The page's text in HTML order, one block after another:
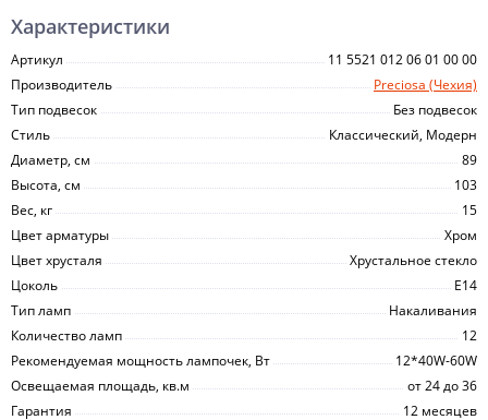
Характеристики
Артикул
11 5521 012 06 01 00 00
Производитель
Preciosa (Чехия)
Тип подвесок
Без подвесок
Стиль
Классический, Модерн
Диаметр, см
89
Высота, см
103
Вес, кг
15
Цвет арматуры
Хром
Цвет хрусталя
Хрустальное стекло
Цоколь
E14
Тип ламп
Накаливания
Количество ламп
12
Рекомендуемая мощность лампочек, Вт
12*40W-60W
Освещаемая площадь, кв.м
от 24 до 36
Гарантия
12 месяцев